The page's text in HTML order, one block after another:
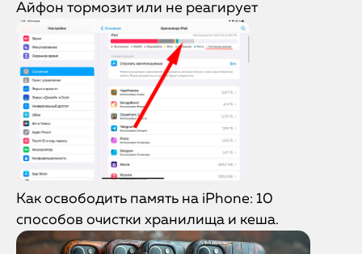
Айфон тормозит или не реагирует
Как освободить память на iPhone: 10
способов очистки хранилища и кеша.